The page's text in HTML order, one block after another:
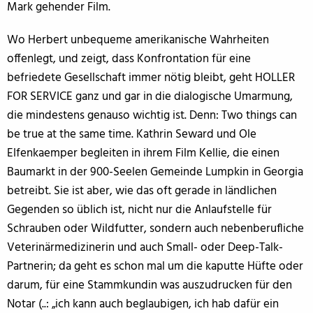
Mark gehender Film.
Wo Herbert unbequeme amerikanische Wahrheiten
offenlegt, und zeigt, dass Konfrontation für eine
befriedete Gesellschaft immer nötig bleibt, geht HOLLER
FOR SERVICE ganz und gar in die dialogische Umarmung,
die mindestens genauso wichtig ist. Denn: Two things can
be true at the same time. Kathrin Seward und Ole
Elfenkaemper begleiten in ihrem Film Kellie, die einen
Baumarkt in der 900-Seelen Gemeinde Lumpkin in Georgia
betreibt. Sie ist aber, wie das oft gerade in ländlichen
Gegenden so üblich ist, nicht nur die Anlaufstelle für
Schrauben oder Wildfutter, sondern auch nebenberufliche
Veterinärmedizinerin und auch Small- oder Deep-Talk-
Partnerin; da geht es schon mal um die kaputte Hüfte oder
darum, für eine Stammkundin was auszudrucken für den
Notar (..: „ich kann auch beglaubigen, ich hab dafür ein